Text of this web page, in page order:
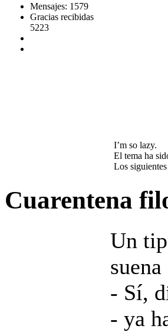
Mensajes: 1579
Gracias recibidas
5223
I’m so lazy.
El tema ha
Los
Cuarentena
Un
- Sí,
- ya